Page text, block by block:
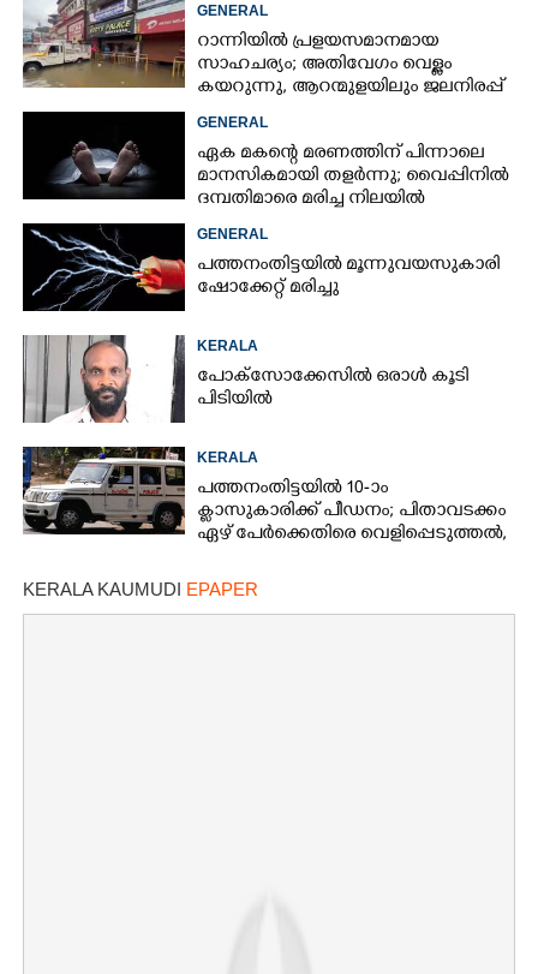
GENERAL
റാന്നിയിൽ പ്രളയസമാനമായ
സാഹചര്യം; അതിവേഗം വെള്ളം
കയറുന്നു, ആറന്മുളയിലും ജലനിരപ്പ്
GENERAL
ഏക മകന്റെ മരണത്തിന് പിന്നാലെ
മാനസികമായി തളർന്നു; വൈപ്പിനിൽ
ദമ്പതിമാരെ മരിച്ച നിലയിൽ
GENERAL
പത്തനംതിട്ടയിൽ മൂന്നുവയസുകാരി
ഷോക്കേറ്റ് മരിച്ചു
KERALA
പോക്സോക്കേസിൽ ഒരാൾ കൂടി
പിടിയിൽ
KERALA
പത്തനംതിട്ടയിൽ 10-ാം
ക്ലാസുകാരിക്ക് പീഡനം; പിതാവടക്കം
ഏഴ് പേർക്കെതിരെ വെളിപ്പെടുത്തൽ,
KERALA KAUMUDI EPAPER